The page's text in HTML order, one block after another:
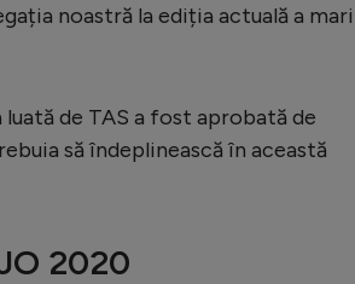
noastră la ediția actuală a
de TAS a fost aprobată de
să îndeplinească în această
2020